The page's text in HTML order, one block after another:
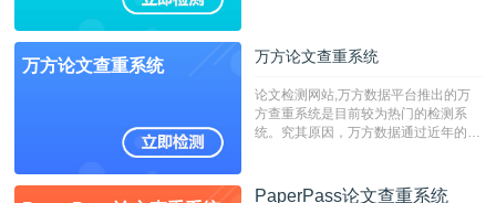
万方论文查重系统 万方论文查重系统
论文检测网站,万方数据平台推出的万
方查重系统是目前较为热门的检测系
统。究其原因，万方数据通过近年的发
检测系统，其真实性和权威性无可厚
PaperPass论文查重系统